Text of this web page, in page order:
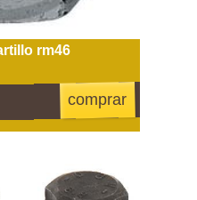
rm46
comprar